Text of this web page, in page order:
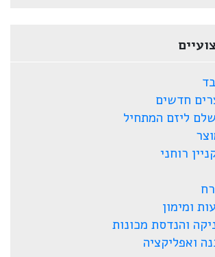
חדשים
ליזם המתחיל
רוחני
ומימון
והנדסת מכונות
ואפליקציה